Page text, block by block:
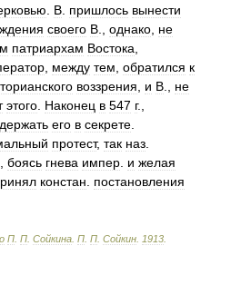
В пришлось вынести
своего В однако не
патриархам Востока
между тем обратился к
воззрения и В
не
этого Наконец в 547 г.,
держать его в секрете
протест, так наз
боясь гнева импер и желая
констан
постановления
П П Сойкина П П Сойкин 1913